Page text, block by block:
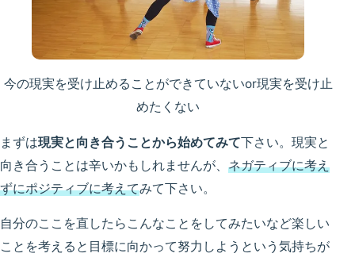
今の現実を受け止めることができていないor現実を受け止
めたくない
まずは現実と向き合うことから始めてみて下さい。現実と
向き合うことは辛いかもしれませんが、 ネガティブに考え
ずにポジティブに考えてみて下さい。
自分のここを直したらこんなことをしてみたいなど楽しい
ことを考えると目標に向かって努力しようという気持ちが